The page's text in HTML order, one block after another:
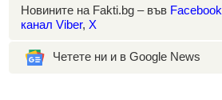
Новините на Fakti.bg – във Facebook
канал Viber, X
Четете ни и в Google News